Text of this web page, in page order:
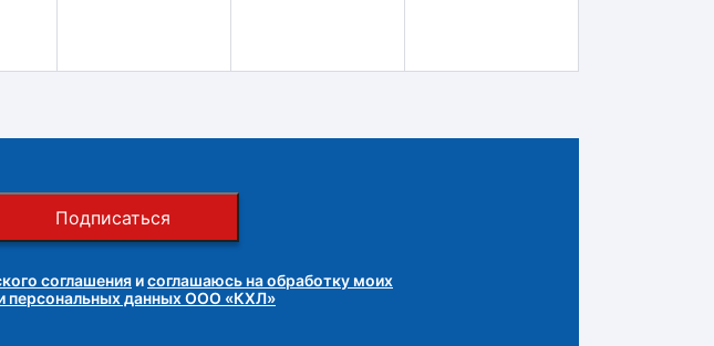
Подписаться
соглашения исоглашаюсь на обработку моих
персональных данных ООО «КХЛ»